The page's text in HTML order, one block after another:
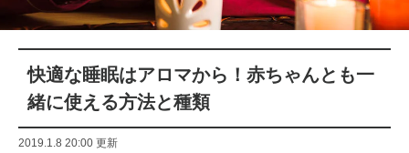
快適な睡眠はアロマから！赤ちゃんとも一
緒に使える方法と種類
2019.1.8 20:00 更新